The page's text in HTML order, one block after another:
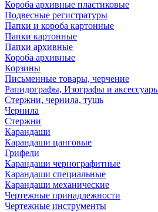
Короба архивные пластиковые
Подвесные регистратуры
Папки и короба картонные
Папки картонные
Папки архивные
Короба архивные
Корзины
Письменные товары, черчение
Рапидографы, Изографы и
Стержни, чернила, тушь
Чернила
Стержни
Карандаши
Карандаши цанговые
Грифели
Карандаши чернографитные
Карандаши специальные
Карандаши механические
Чертежные принадлежности
Чертежные инструменты